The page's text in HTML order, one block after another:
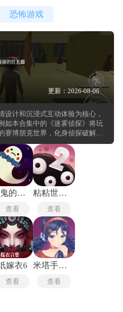
恐怖游戏
更新：2026-08-06
设计和沉浸式互动体验为核心，
如本合集中的《迷雾侦探》将玩
博朋克世界，化身侦探破解黑
推理揭开层层迷雾，其世界观构
言侦探》创新性地采用"微信对
进剧情，结合多线叙事与角色心
电影级沉浸感。恐怖解谜领域
脱绝境系列》，前者以阴森病
场景激发求生本能，后者在酒
环相扣的机关谜题，还有多款游
闹鬼的房子2手机版
查看
粘粘世界2手机汉化版
查看
嫁衣6
查看
米塔手机版
查看